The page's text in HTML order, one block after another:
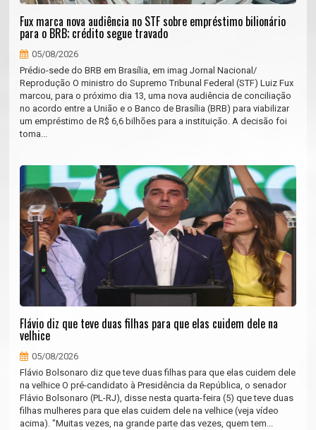
Fux marca nova audiência no STF sobre empréstimo bilionário
para o BRB; crédito segue travado
05/08/2026
Prédio-sede do BRB em Brasília, em imag Jornal Nacional/
Reprodução O ministro do Supremo Tribunal Federal (STF) Luiz Fux
marcou, para o próximo dia 13, uma nova audiência de conciliação
no acordo entre a União e o Banco de Brasília (BRB) para viabilizar
um empréstimo de R$ 6,6 bilhões para a instituição. A decisão foi
toma...
Flávio diz que teve duas filhas para que elas cuidem dele na
velhice
05/08/2026
Flávio Bolsonaro diz que teve duas filhas para que elas cuidem dele
na velhice O pré-candidato à Presidência da República, o senador
Flávio Bolsonaro (PL-RJ), disse nesta quarta-feira (5) que teve duas
filhas mulheres para que elas cuidem dele na velhice (veja vídeo
acima). "Muitas vezes, na grande parte das vezes, quem tem...